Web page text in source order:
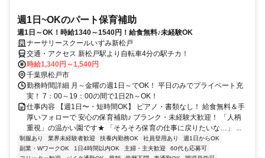
週1日~OKのパート保育補助
週1日～OK！時給1340～1540円！給食無料♪未経験OK
ナーサリースクールいずみ新松戸
交通・アクセス 新松戸駅より自転車4分の駅チカ！
時給1,340円～1,540円
千葉県松戸市
勤務時間詳細 月～金曜の週1日～でOK！ 平日のみでプライベート充
実！ 7：00～19：00の間で1日2h～OK！
仕事内容 【週1日〜・短時間OK】 ピアノ・書類なし！ 給食無料＆手
厚いフォローで 安心の保育補助♪ ブランク・未経験大歓迎！ 「人柄
重視」の温かい園です★ 「そろそろ保育の仕事に戻りたいな…」 ...
制服あり 業界未経験者歓迎 扶養内勤務OK 社員登用あり
週1日からOK
副業・WワークOK
1日4時間以内OK 主婦・主夫歓迎
60代も応募可